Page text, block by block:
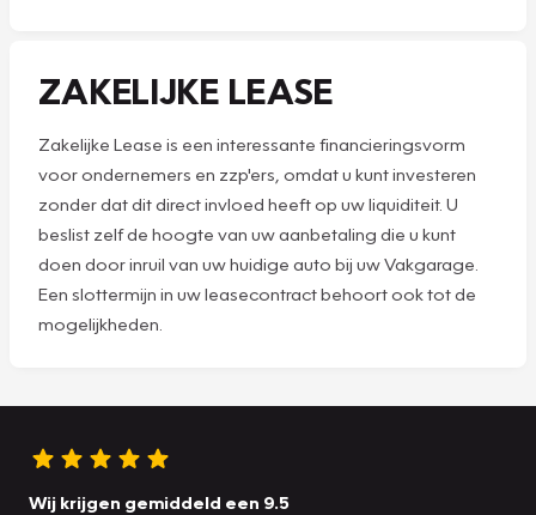
ZAKELIJKE LEASE
Zakelijke Lease is een interessante financieringsvorm
voor ondernemers en zzp'ers, omdat u kunt investeren
zonder dat dit direct invloed heeft op uw liquiditeit. U
beslist zelf de hoogte van uw aanbetaling die u kunt
doen door inruil van uw huidige auto bij uw Vakgarage.
Een slottermijn in uw leasecontract behoort ook tot de
mogelijkheden.
Wij krijgen gemiddeld een 9.5